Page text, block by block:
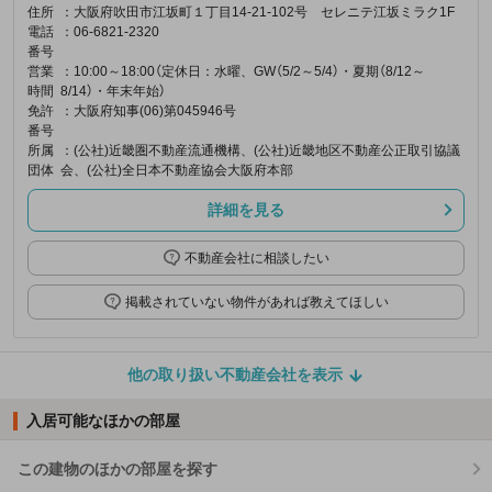
住所
：大阪府吹田市江坂町１丁目14-21-102号 セレニテ江坂ミラク1F
電話
番号
：06-6821-2320
営業
時間
：10:00～18:00（定休日：水曜、GW（5/2～5/4）・夏期（8/12～
8/14）・年末年始）
免許
番号
：大阪府知事(06)第045946号
所属
団体
：(公社)近畿圏不動産流通機構、(公社)近畿地区不動産公正取引協議
会、(公社)全日本不動産協会大阪府本部
詳細を見る
不動産会社に相談したい
掲載されていない物件があれば教えてほしい
他の取り扱い不動産会社を表示
入居可能なほかの部屋
この建物のほかの部屋を探す